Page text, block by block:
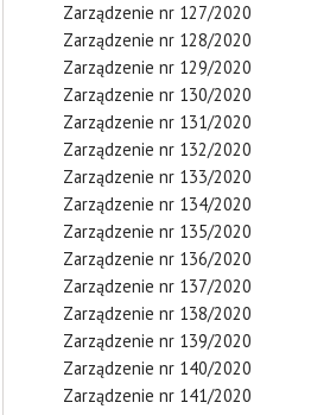
Zarządzenie nr 127/2020
Zarządzenie nr 128/2020
Zarządzenie nr 129/2020
Zarządzenie nr 130/2020
Zarządzenie nr 131/2020
Zarządzenie nr 132/2020
Zarządzenie nr 133/2020
Zarządzenie nr 134/2020
Zarządzenie nr 135/2020
Zarządzenie nr 136/2020
Zarządzenie nr 137/2020
Zarządzenie nr 138/2020
Zarządzenie nr 139/2020
Zarządzenie nr 140/2020
Zarządzenie nr 141/2020